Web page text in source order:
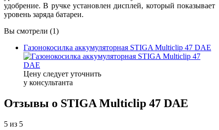
удобрение. В ручке установлен дисплей, который показывает
уровень заряда батареи.
Вы смотрели (1)
Газонокосилка аккумуляторная STIGA Multiclip 47 DAE
Цену следует уточнить
у консультанта
Отзывы о STIGA Multiclip 47 DAE
5 из 5